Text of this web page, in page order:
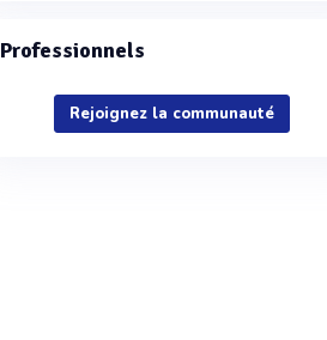
Professionnels
Rejoignez la communauté